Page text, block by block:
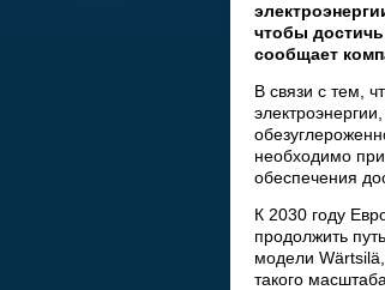
чтобы
сообщает
В связи с тем,
необходимо
обеспечения
К 2030 году
продолжить
модели
такого